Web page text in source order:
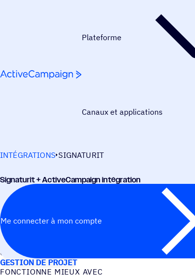
Plateforme
Canaux et applications
INTÉGRATIONS SIGNATURIT
Signa­tu­rit + ActiveCampaign intégration
Me connecter à mon compte
CAS D’UTILISATION
GESTION DE PROJET
FONC­TIONNE MIEUX AVEC